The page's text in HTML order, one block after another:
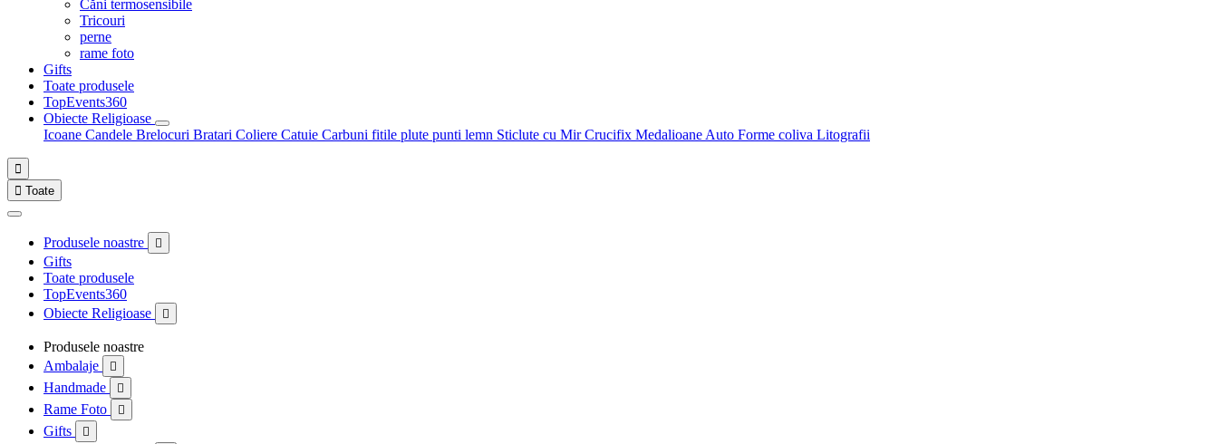
Căni termosensibile
Tricouri
perne
rame foto
Gifts
Toate produsele
TopEvents360
Obiecte Religioase
Icoane Candele Brelocuri Bratari Coliere Catuie Carbuni fitile plute punti lemn Sticlute cu MirCrucifix Medalioane Auto Forme coliva Litografii

 Toate
Produsele noastre 
Gifts
Toate produsele
TopEvents360
Obiecte Religioase

Produsele noastre
Ambalaje

Handmade 
Rame Foto 
Gifts 